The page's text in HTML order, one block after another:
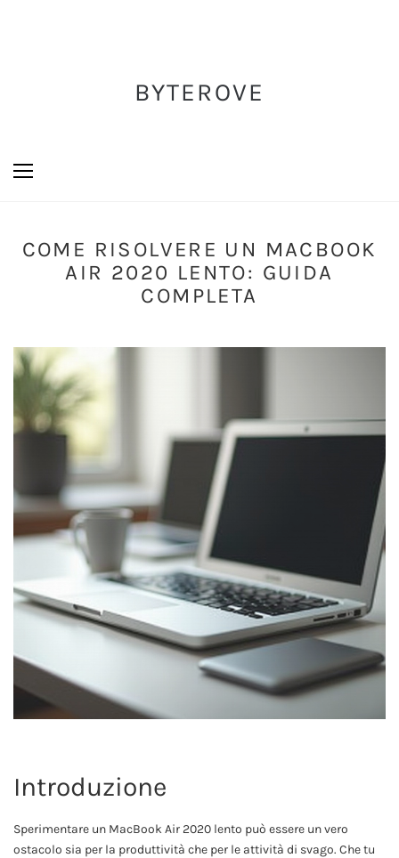
BYTEROVE
COME RISOLVERE UN MACBOOK
AIR 2020 LENTO: GUIDA
COMPLETA
Introduzione
Sperimentare un MacBook Air 2020 lento può essere un vero
ostacolo sia per la produttività che per le attività di svago. Che tu